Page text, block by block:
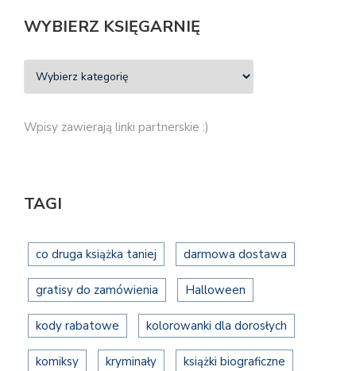
WYBIERZ KSIĘGARNIĘ
Wpisy zawierają linki partnerskie :)
TAGI
co druga książka taniej darmowa dostawa
gratisy do zamówienia Halloween
kody rabatowe kolorowanki dla dorosłych
komiksy kryminały książki biograficzne